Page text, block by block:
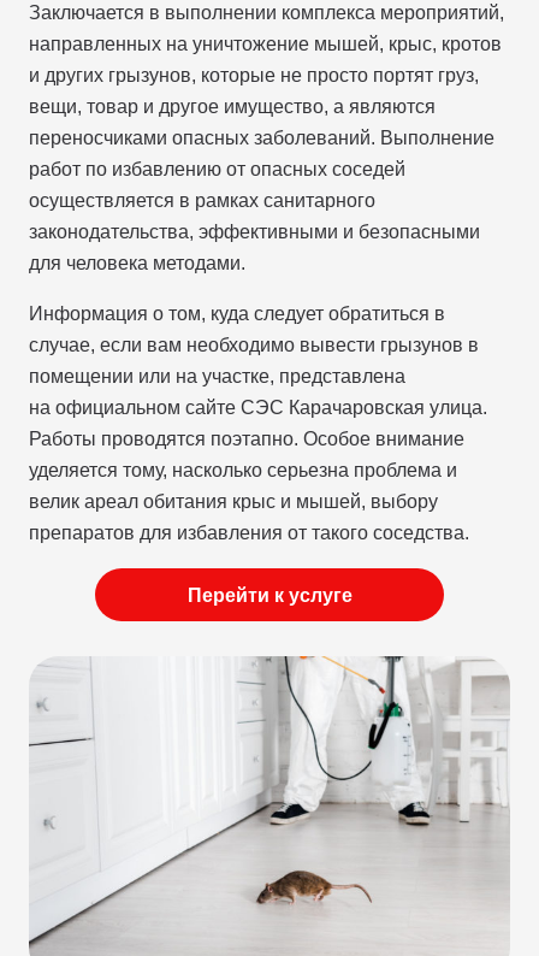
Заключается в выполнении комплекса мероприятий,
направленных на уничтожение мышей, крыс, кротов
и других грызунов, которые не просто портят груз,
вещи, товар и другое имущество, а являются
переносчиками опасных заболеваний. Выполнение
работ по избавлению от опасных соседей
осуществляется в рамках санитарного
законодательства, эффективными и безопасными
для человека методами.
Информация о том, куда следует обратиться в
случае, если вам необходимо вывести грызунов в
помещении или на участке, представлена
на официальном сайте СЭС Карачаровская улица.
Работы проводятся поэтапно. Особое внимание
уделяется тому, насколько серьезна проблема и
велик ареал обитания крыс и мышей, выбору
препаратов для избавления от такого соседства.
Перейти к услуге